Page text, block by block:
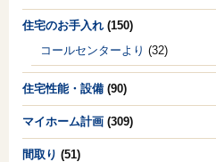
住宅のお手入れ (150)
コールセンターより (32)
住宅性能・設備 (90)
マイホーム計画 (309)
間取り (51)